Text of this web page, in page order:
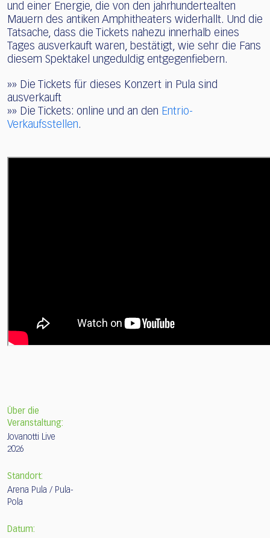
und einer Energie, die von den jahrhundertealten
Mauern des antiken Amphitheaters widerhallt. Und die
Tatsache, dass die Tickets nahezu innerhalb eines
Tages ausverkauft waren, bestätigt, wie sehr die Fans
diesem Spektakel ungeduldig entgegenfiebern.
»» Die Tickets für dieses Konzert in Pula sind
ausverkauft
»» Die Tickets: online und an den Entrio-
Verkaufsstellen.
Über die
Veranstaltung:
Jovanotti Live
2026
Standort:
Arena Pula / Pula-
Pola
Datum: